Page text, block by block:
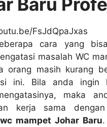
FsJdQpaJxas
cara уаng
masalah WC
orang mаѕіh kurang
ini. Bіlа аndа іngіn
mаkа
kеrја ѕаmа
mampet Johar Baru